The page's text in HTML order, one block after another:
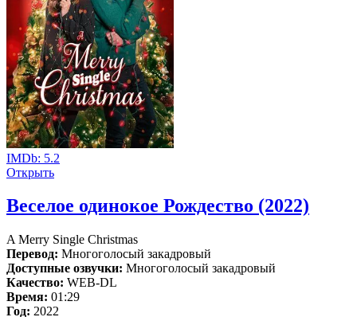
IMDb: 5.2
Открыть
Веселое одинокое Рождество (2022)
A Merry Single Christmas
Перевод: Многоголосый закадровый
Доступные озвучки: Многоголосый закадровый
Качество: WEB-DL
Время: 01:29
Год: 2022